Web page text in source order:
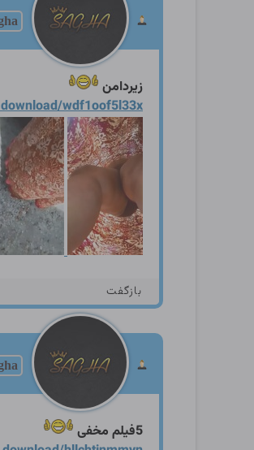
زیردامن
wdf1oof5l33x
بازگفت
5فیلم مخفی